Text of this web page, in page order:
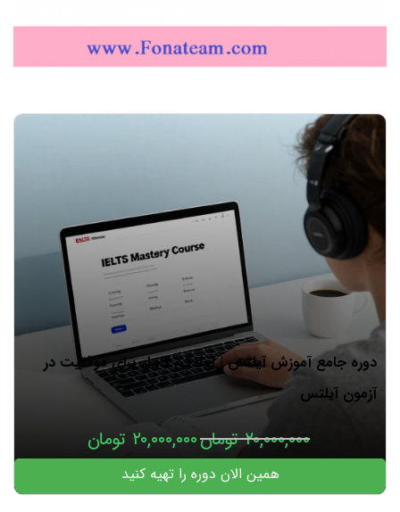
دوره جامع آموزش آیلتس | آمادگی کامل برای موفقیت در
آزمون آیلتس
۲۰,۰۰۰,۰۰۰تومان۲۰,۰۰۰,۰۰۰ تومان
همین الان دوره را تهیه کنید